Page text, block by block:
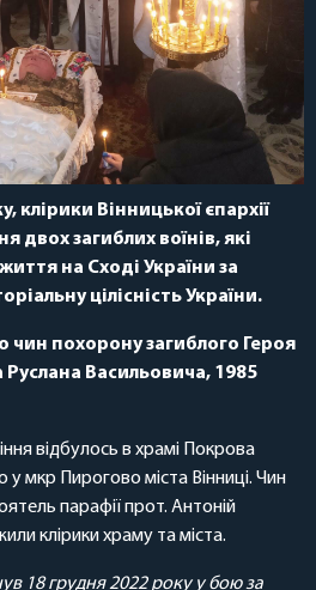
клірики Вінницької єпархії
двох загиблих воїнів, які
на Сході України за
цілісність України.
чин похорону загиблого Героя
Руслана Васильовича, 1985
відбулось в храмі Покрова
у мкр Пирогово міста Вінниці. Чин
парафії прот. Антоній
клірики храму та міста.
18 грудня 2022 року у бою за